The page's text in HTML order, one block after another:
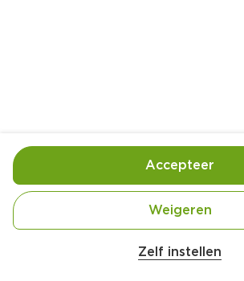
750 gram zoete aardappels
Zelf instellen
Weigeren
Accepteer